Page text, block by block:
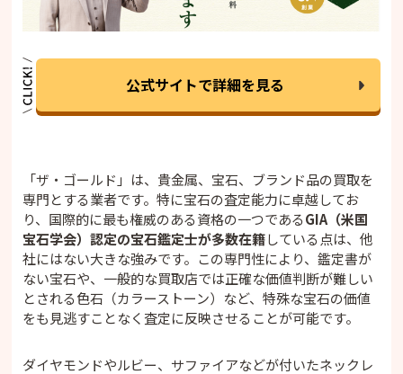
公式サイトで詳細を見る
「ザ・ゴールド」は、貴金属、宝石、ブランド品の買取を
専門とする業者です。特に宝石の査定能力に卓越してお
り、国際的に最も権威のある資格の一つであるGIA（米国
宝石学会）認定の宝石鑑定士が多数在籍している点は、他
社にはない大きな強みです。この専門性により、鑑定書が
ない宝石や、一般的な買取店では正確な価値判断が難しい
とされる色石（カラーストーン）など、特殊な宝石の価値
をも見逃すことなく査定に反映させることが可能です。
ダイヤモンドやルビー、サファイアなどが付いたネックレ